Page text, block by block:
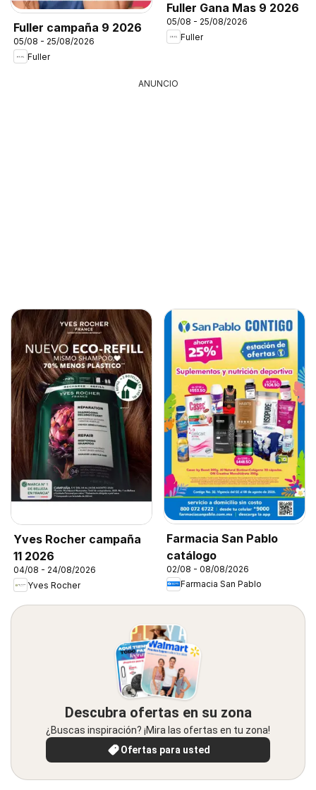
Fuller campaña 9 2026
05/08 - 25/08/2026
Fuller
Fuller Gana Mas 9 2026
05/08 - 25/08/2026
Fuller
ANUNCIO
Yves Rocher campaña
11 2026
04/08 - 24/08/2026
Yves Rocher
Farmacia San Pablo
catálogo
02/08 - 08/08/2026
Farmacia San Pablo
Descubra ofertas en su zona
¿Buscas inspiración? ¡Mira las ofertas en tu zona!
Ofertas para usted